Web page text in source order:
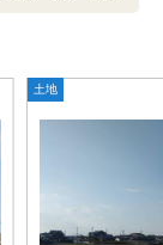
土地